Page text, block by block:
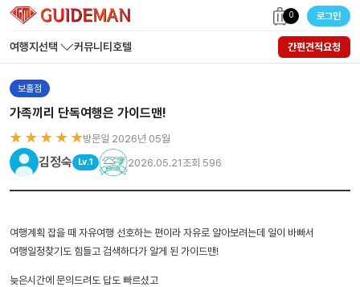
0 로그인
여행지선택 커뮤니티 호텔 간편견적요청
보홀점
가족끼리 단독여행은 가이드맨!
★ ★ ★ ★ ★방문일 2026년 05월
김정숙 Lv.1 2026.05.21 조회 596
여행계획 잡을 때 자유여행 선호하는 편이라 자유로 알아보려는데 일이 바빠서
여행일정찾기도 힘들고 검색하다가 알게 된 가이드맨!
늦은시간에 문의드려도 답도 빠르셨고